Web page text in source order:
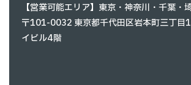
【営業可能エリア】東京・神奈川・千葉・
〒101-0032 東京都千代田区岩本町三丁目
イビル4階